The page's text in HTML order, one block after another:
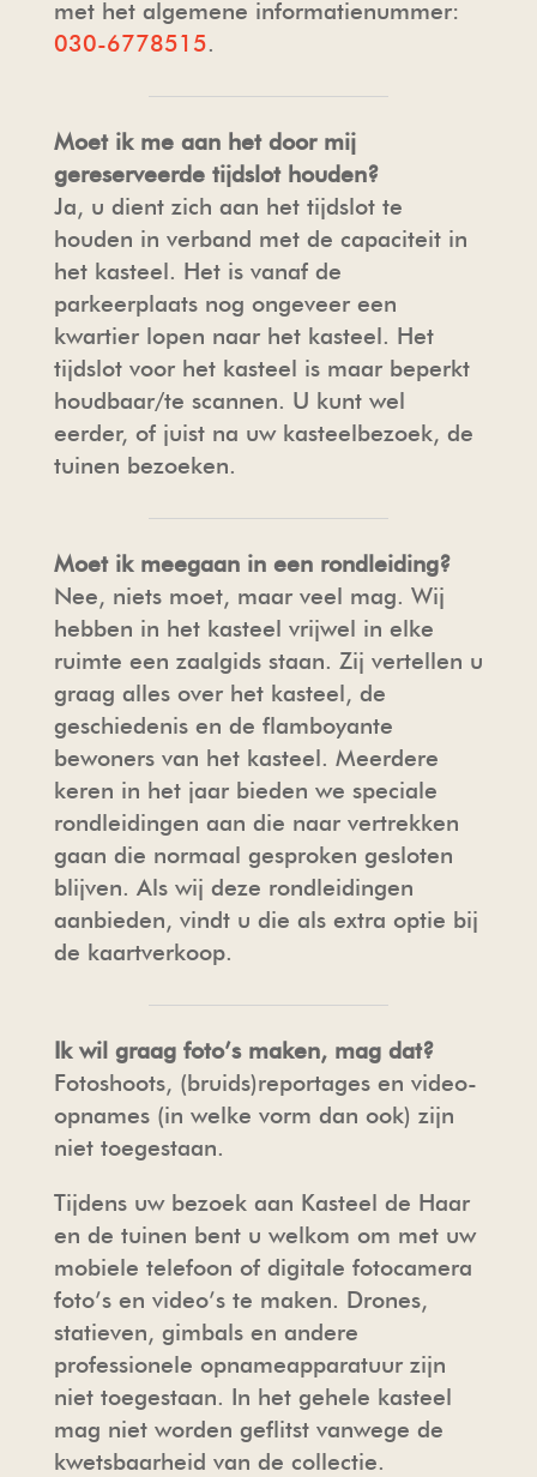
met het algemene informatienummer:
030-6778515.
Moet ik me aan het door mij
gereserveerde tijdslot houden?
Ja, u dient zich aan het tijdslot te
houden in verband met de capaciteit in
het kasteel. Het is vanaf de
parkeerplaats nog ongeveer een
kwartier lopen naar het kasteel. Het
tijdslot voor het kasteel is maar beperkt
houdbaar/te scannen. U kunt wel
eerder, of juist na uw kasteelbezoek, de
tuinen bezoeken.
Moet ik meegaan in een rondleiding?
Nee, niets moet, maar veel mag. Wij
hebben in het kasteel vrijwel in elke
ruimte een zaalgids staan. Zij vertellen u
graag alles over het kasteel, de
geschiedenis en de flamboyante
bewoners van het kasteel. Meerdere
keren in het jaar bieden we speciale
rondleidingen aan die naar vertrekken
gaan die normaal gesproken gesloten
blijven. Als wij deze rondleidingen
aanbieden, vindt u die als extra optie bij
de kaartverkoop.
Ik wil graag foto’s maken, mag dat?
Fotoshoots, (bruids)reportages en video-
opnames (in welke vorm dan ook) zijn
niet toegestaan.
Tijdens uw bezoek aan Kasteel de Haar
en de tuinen bent u welkom om met uw
mobiele telefoon of digitale fotocamera
foto’s en video’s te maken. Drones,
statieven, gimbals en andere
professionele opnameapparatuur zijn
niet toegestaan. In het gehele kasteel
mag niet worden geflitst vanwege de
kwetsbaarheid van de collectie.